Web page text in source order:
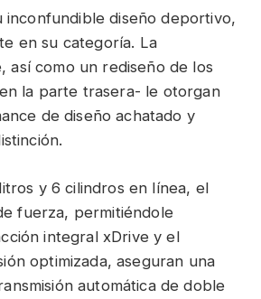
inconfundible diseño deportivo,
en su categoría. La
así como un rediseño de los
la parte trasera- le otorgan
de diseño achatado y
y 6 cilindros en línea, el
fuerza, permitiéndole
integral xDrive y el
optimizada, aseguran una
automática de doble